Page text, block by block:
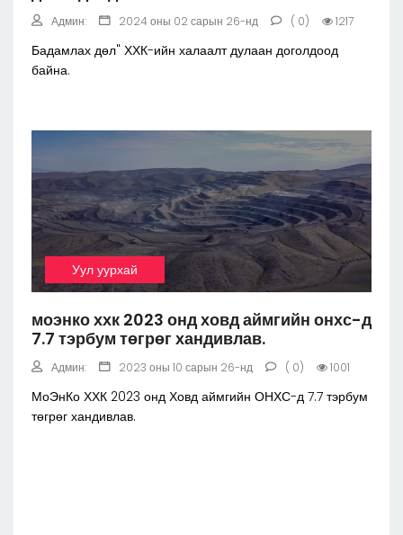
Админ: 2024 оны 02 сарын 26-нд ( 0) 1217
Бадамлах дөл" ХХК-ийн халаалт дулаан доголдоод
байна.
Уул уурхай
моэнко ххк 2023 онд ховд аймгийн онхс-д
7.7 тэрбум төгрөг хандивлав.
Админ: 2023 оны 10 сарын 26-нд ( 0) 1001
МоЭнКо ХХК 2023 онд Ховд аймгийн ОНХС-д 7.7 тэрбум
төгрөг хандивлав.